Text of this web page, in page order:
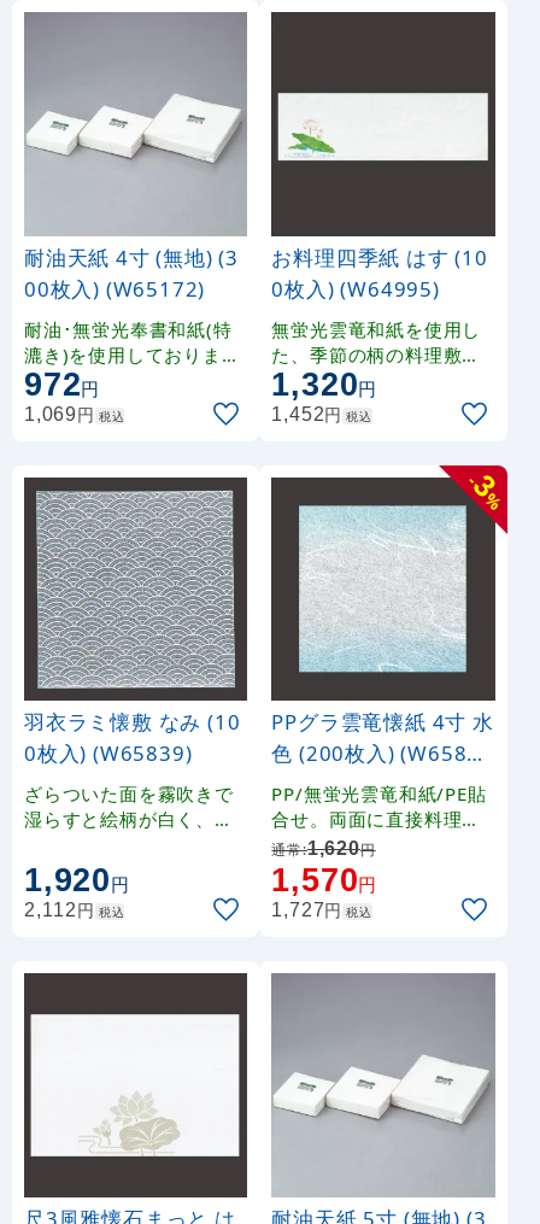
耐油天紙 4寸 (無地) (3
00枚入) (W65172)
耐油･無蛍光奉書和紙(特
漉き)を使用しております
。 長繊維パルプ抄紙 結婚
式場、宴会場などの会席
料理用に最適です。
972円
1,069円 税込
お料理四季紙 はす (10
0枚入) (W64995)
無蛍光雲竜和紙を使用し
た、季節の柄の料理敷紙
です。〈敷ま っ と〉 〈
掛け紙〉 として、料理の
〈おしながき〉〈献立表
くご利用いただけます。
1,320円
1,452円 税込
羽衣ラミ懐敷 なみ (10
0枚入) (W65839)
ざらついた面を霧吹きで
湿らすと絵柄が白く、鮮
蛍光レーヨン紙に特殊ラ
ミネート加工を施してお
ります。油分や水分が透
効果に優れています。■
た面）に食材が触れるよ
が透過しないので、「ま
ぐろ」などの色味が転化
せず見栄えがよく、美味
用インキを使用しており
1,920円
2,112円 税込
-
3
%
PPグラ雲竜懐紙 4寸 水
色 (200枚入) (W65882
)
PP/無蛍光雲竜和紙/PE貼
合せ。両面に直接料理を
盛り付けることができま
す。■コシのある使いや
すいフィルムです
通常:1,620円
1,570円
1,727円 税込
尺3風雅懐石まっと は 耐油天紙 5寸 (無地) (3